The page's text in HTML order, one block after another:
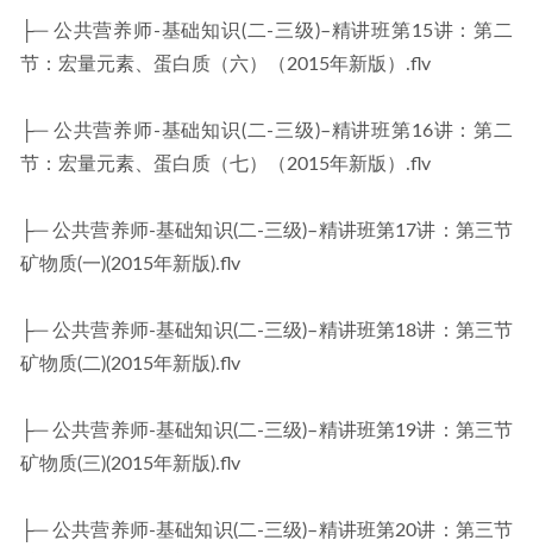
├─ 公共营养师-基础知识(二-三级)–精讲班第15讲：第二
节：宏量元素、蛋白质（六）（2015年新版）.flv
├─ 公共营养师-基础知识(二-三级)–精讲班第16讲：第二
节：宏量元素、蛋白质（七）（2015年新版）.flv
├─ 公共营养师-基础知识(二-三级)–精讲班第17讲：第三节
矿物质(一)(2015年新版).flv
├─ 公共营养师-基础知识(二-三级)–精讲班第18讲：第三节
矿物质(二)(2015年新版).flv
├─ 公共营养师-基础知识(二-三级)–精讲班第19讲：第三节
矿物质(三)(2015年新版).flv
├─ 公共营养师-基础知识(二-三级)–精讲班第20讲：第三节